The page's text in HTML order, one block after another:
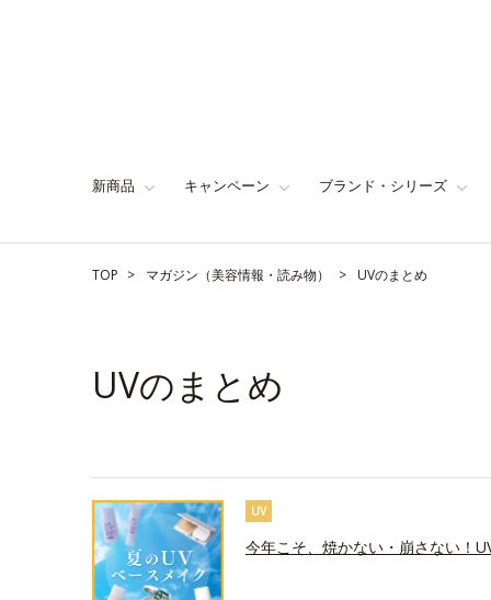
新商品 キャンペーン ブランド・シリーズ
TOP マガジン（美容情報・読み物） UVのまとめ
UVのまとめ
UV
今年こそ、焼かない・崩さない！